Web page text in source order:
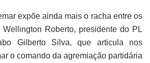
expõe ainda mais o racha entre os
Wellington Roberto, presidente do PL
Gilberto Silva, que articula nos
o comando da agremiação partidária